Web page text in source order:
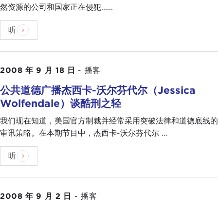
然资源的公司和国家正在侵犯......
听
2008 年 9 月 18 日 - 播客
公共道德广播杰西卡-沃尔芬代尔（Jessica
Wolfendale）谈酷刑之轻
我们现在知道，美国官方制裁并经常采用突破法律和道德底线的
审讯策略。在本期节目中，杰西卡-沃尔芬代尔 ...
听
2008 年 9 月 2 日 - 播客